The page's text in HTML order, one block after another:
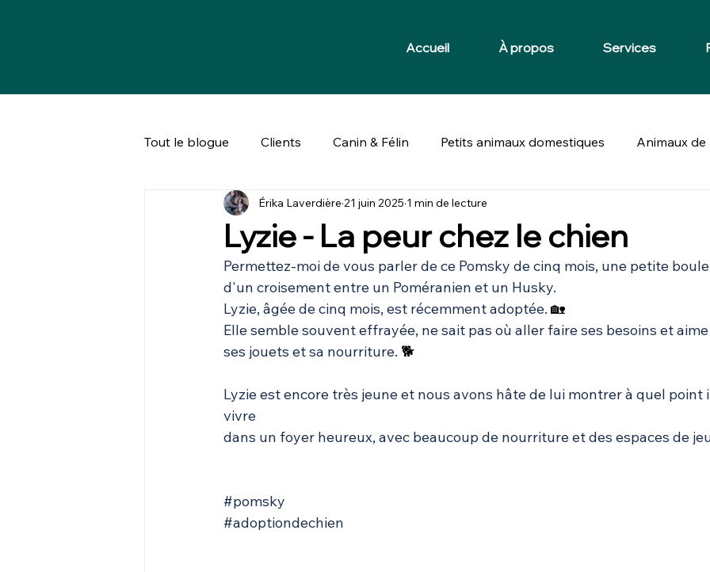
Accueil À propos Services
Tout le blogue Clients Canin & Félin Petits animaux domestiques Animaux de
Bien-être animal & société
Lyzie - La peur chez le chien
Érika Laverdière 21 juin 2025 1 min de lecture
Permettez-moi de vous parler de ce Pomsky de cinq mois, une petite
d'un croisement entre un Poméranien et un Husky.
Lyzie, âgée de cinq mois, est récemment adoptée. 🏡
Elle semble souvent effrayée, ne sait pas où aller faire ses besoins et
ses jouets et sa nourriture. 🐕
Lyzie est encore très jeune et nous avons hâte de lui montrer à quel point
vivre
dans un foyer heureux, avec beaucoup de nourriture et des espaces de
#pomsky
#adoptiondechien